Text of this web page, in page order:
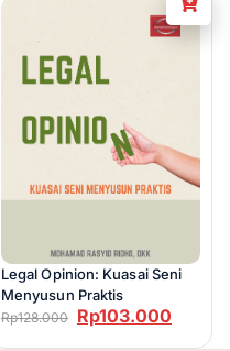
Keteladanan)
Legal Opinion: Kuasai Seni
Menyusun Praktis
Rp128.000 Rp103.000